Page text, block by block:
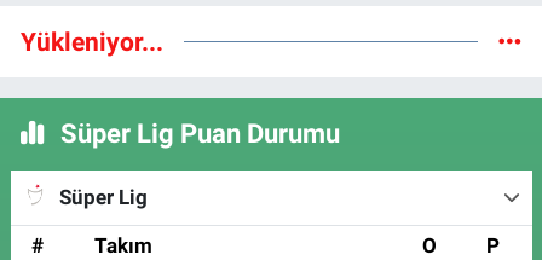
Yükleniyor...
Süper Lig Puan Durumu
Süper Lig
#
Takım O P